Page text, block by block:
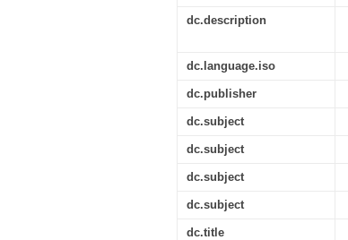
dc.description
dc.language.iso
dc.publisher
dc.subject
dc.subject
dc.subject
dc.subject
dc.title